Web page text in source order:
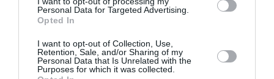
Personal Data for Targeted Advertising.
Opted In
I want to opt-out of Collection, Use,
Retention, Sale, and/or Sharing of my
Personal Data that Is Unrelated with the
Purposes for which it was collected.